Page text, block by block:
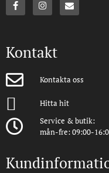
Kontakt
Kontakta oss
Hitta hit
Service & butik:
mån-fre: 09:00-